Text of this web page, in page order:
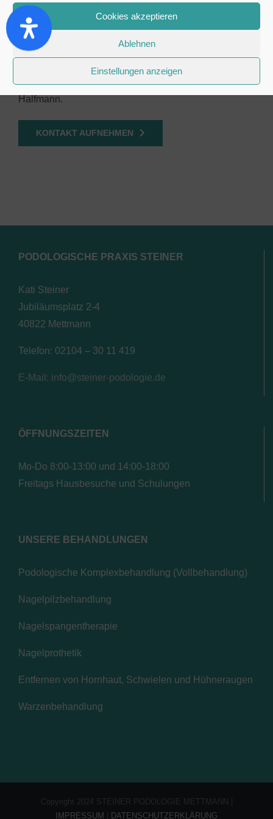
Cookies akzeptieren
Ablehnen
Einstellungen anzeigen
Um auch für Ihre Fußnägel die bestmögliche Therapie
anbieten zu können, arbeiten wir mit verschiedenen
Allpresan, Naspan von Gerlach und Nora von
Halfmann.
KONTAKT AUFNEHMEN
PODOLOGISCHE PRAXIS STEINER
Kati Steiner
Jubiläumsplatz 2-4
40822 Mettmann
Telefon: 02104 – 30 11 419
E-Mail: info@steiner-podologie.de
ÖFFNUNGSZEITEN
Mo-Do 8:00-13:00 und 14:00-18:00
Freitags Hausbesuche und Schulungen
UNSERE BEHANDLUNGEN
Podologische Komplexbehandlung (Vollbehandlung)
Nagelpilzbehandlung
Nagelspangentherapie
Nagelprothetik
Entfernen von Hornhaut, Schwielen und Hühneraugen
Warzenbehandlung
Copyright 2024 STEINER PODOLOGIE METTMANN |
IMPRESSUM
DATENSCHUTZERKLÄRUNG